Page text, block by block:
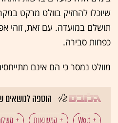
שיוכלו להחזיק בוולט מרקט
תושלם במועדה. עם זאת, זוהי
כפחות סבירה.
מוולט נמסר כי הם אינם
הוספה לנושאים
Wolt קמעונאות